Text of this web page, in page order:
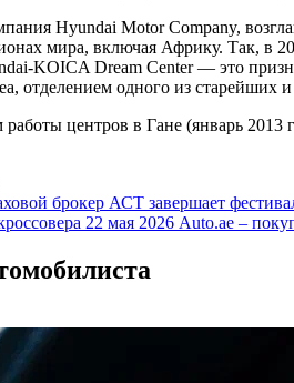
Hyundai Motor Company,
мира, включая Африку. Так, в
KOICA Dream Center — это
отделением одного из старейших
работы центров в Гане (январь
брокер АСТ завершает
22 мая 2026 Auto.ae –